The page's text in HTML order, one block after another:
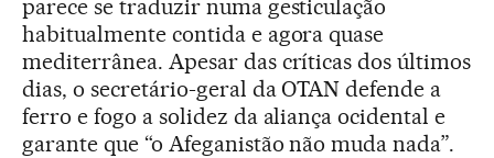
parece se traduzir numa gesticulação
habitualmente contida e agora quase
mediterrânea. Apesar das críticas dos últimos
dias, o secretário-geral da OTAN defende a
ferro e fogo a solidez da aliança ocidental e
garante que “o Afeganistão não muda nada”.